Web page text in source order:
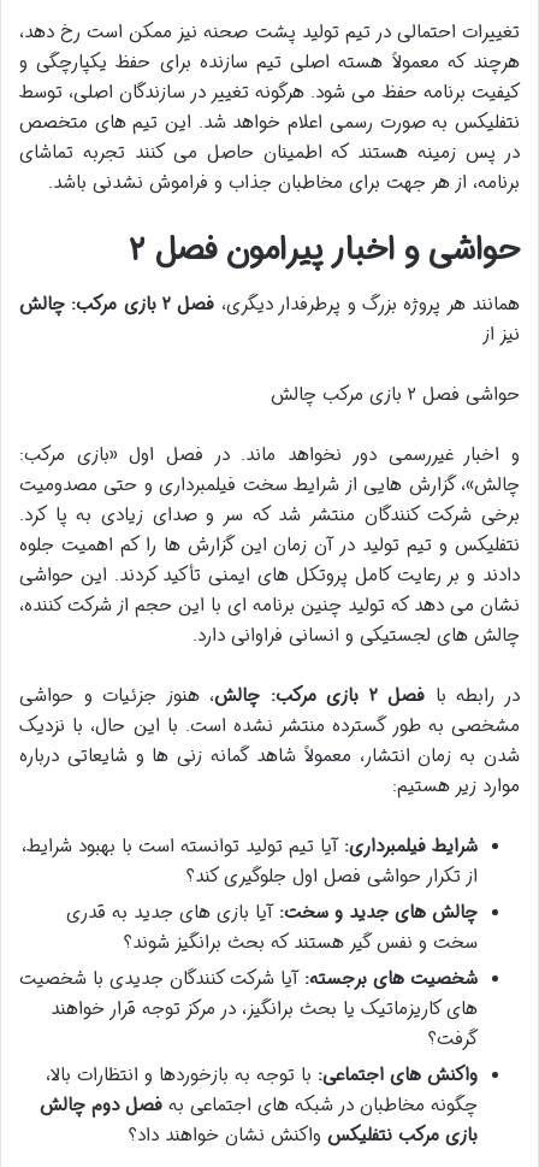
تغییرات احتمالی در تیم تولید پشت صحنه نیز ممکن است رخ دهد،
هرچند که معمولاً هسته اصلی تیم سازنده برای حفظ یکپارچگی و
کیفیت برنامه حفظ می شود. هرگونه تغییر در سازندگان اصلی، توسط
نتفلیکس به صورت رسمی اعلام خواهد شد. این تیم های متخصص
در پس زمینه هستند که اطمینان حاصل می کنند تجربه تماشای
برنامه، از هر جهت برای مخاطبان جذاب و فراموش نشدنی باشد.
حواشی و اخبار پیرامون فصل ۲
همانند هر پروژه بزرگ و پرطرفدار دیگری، فصل ۲ بازی مرکب: چالش
نیز از
حواشی فصل ۲ بازی مرکب چالش
و اخبار غیررسمی دور نخواهد ماند. در فصل اول «بازی مرکب:
چالش»، گزارش هایی از شرایط سخت فیلمبرداری و حتی مصدومیت
برخی شرکت کنندگان منتشر شد که سر و صدای زیادی به پا کرد.
نتفلیکس و تیم تولید در آن زمان این گزارش ها را کم اهمیت جلوه
دادند و بر رعایت کامل پروتکل های ایمنی تأکید کردند. این حواشی
نشان می دهد که تولید چنین برنامه ای با این حجم از شرکت کننده،
چالش های لجستیکی و انسانی فراوانی دارد.
در رابطه با فصل ۲ بازی مرکب: چالش
، هنوز جزئیات و حواشی
مشخصی به طور گسترده منتشر نشده است. با این حال، با نزدیک
شدن به زمان انتشار، معمولاً شاهد گمانه زنی ها و شایعاتی درباره
موارد زیر هستیم:
شرایط فیلمبرداری: آیا تیم تولید توانسته است با بهبود شرایط،
از تکرار حواشی فصل اول جلوگیری کند؟
چالش های جدید و سخت: آیا بازی های جدید به قدری
سخت و نفس گیر هستند که بحث برانگیز شوند؟
شخصیت های برجسته: آیا شرکت کنندگان جدیدی با شخصیت
های کاریزماتیک یا بحث برانگیز، در مرکز توجه قرار خواهند
گرفت؟
واکنش های اجتماعی: با توجه به بازخوردها و انتظارات بالا،
چگونه مخاطبان در شبکه های اجتماعی به فصل دوم چالش
بازی مرکب نتفلیکس واکنش نشان خواهند داد؟